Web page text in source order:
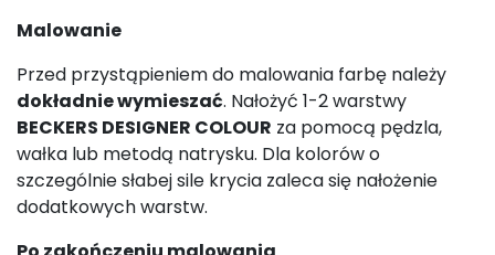
Malowanie
Przed przystąpieniem do malowania farbę należy
dokładnie wymieszać. Nałożyć 1-2 warstwy
BECKERS DESIGNER COLOUR za pomocą pędzla,
wałka lub metodą natrysku. Dla kolorów o
szczególnie słabej sile krycia zaleca się nałożenie
dodatkowych warstw.